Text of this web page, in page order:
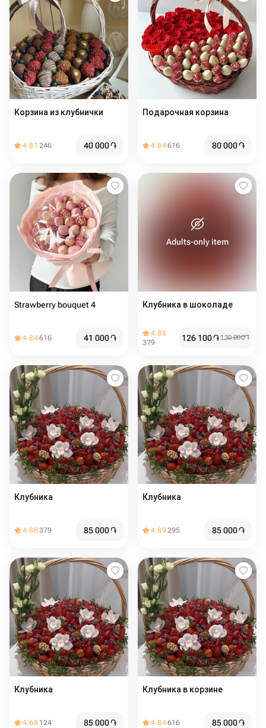
Корзина из клубнички
4.81 246 40 000֏
Подарочная корзина
4.84616 80 000֏
Strawberry bouquet 4
4.84616 41 000֏
Adults-only item
Клубника в шоколаде
4.88
379
126 100֏ 130 000֏
Клубника
4.88379 85 000֏
Клубника
4.89295 85 000֏
Клубника
4.68 124 85 000֏
Клубника в корзине
4.84616 85 000֏